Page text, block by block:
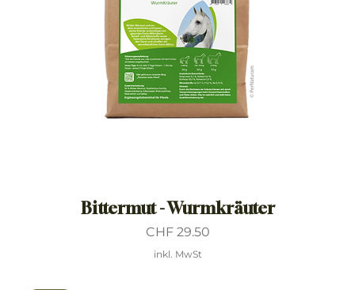
Bittermut - Wurmkräuter
Preis
CHF 29.50
inkl. MwSt